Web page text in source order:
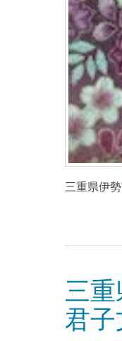
三重県伊
三
君子